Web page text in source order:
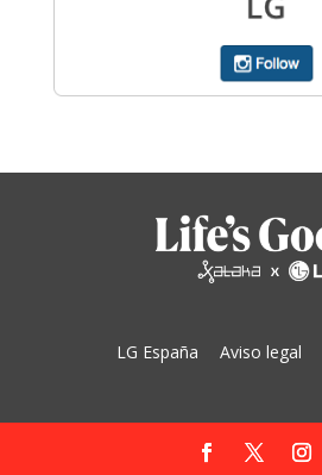
LG España Aviso legal